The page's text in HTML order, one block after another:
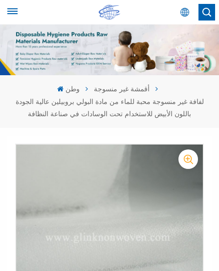
عربي
English
عربي
وطن
أقمشة غير منسوجة
لفافة غير منسوجة محبة للماء من مادة البولي بروبيلين عالية الجودة
باللون الأبيض للاستخدام تحت الوسادات في صناعة النظافة